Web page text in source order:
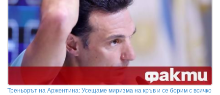
Треньорът на Аржентина: Усещаме миризма на кръв и се борим с всичко